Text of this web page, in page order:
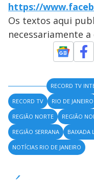
https://
Os textos aqui
necessariamente
RECORD TV
RECORD TV
RIO DE JANEIRO
REGIÃO NORTE
REGIÃO
REGIÃO SERRANA
BAIXADA
NOTÍCIAS RIO DE JANEIRO